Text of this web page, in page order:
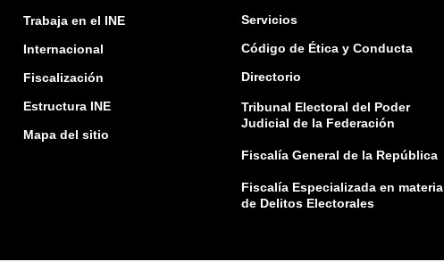
Trabaja en el INE
Internacional
Fiscalización
Estructura INE
Mapa del sitio
Servicios
Código de Ética y Conducta
Directorio
Tribunal Electoral del Poder
Judicial de la Federación
Fiscalía General de la República
Fiscalía Especializada en materia
de Delitos Electorales